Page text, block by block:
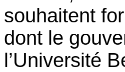
souhaitent
dont le
l’Université